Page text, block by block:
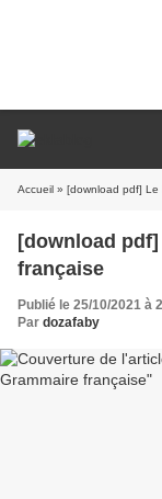
Accueil » [download pdf] Le
[download pdf] Le
française
Publié le 25/10/2021 à
Par dozafaby